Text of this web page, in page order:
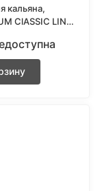
кальяна,
ClASSIC LINE